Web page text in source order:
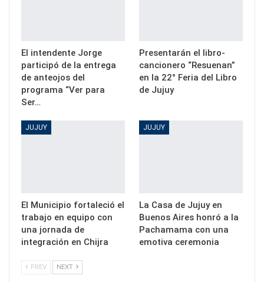
El intendente Jorge
participó de la entrega
de anteojos del
programa “Ver para
Ser…
Presentarán el libro-
cancionero “Resuenan”
en la 22° Feria del Libro
de Jujuy
JUJUY
El Municipio fortaleció el
trabajo en equipo con
una jornada de
integración en Chijra
JUJUY
La Casa de Jujuy en
Buenos Aires honró a la
Pachamama con una
emotiva ceremonia
PREV NEXT